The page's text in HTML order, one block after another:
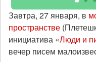
Завтра, 27 января, в
пространстве
инициатива «Люди и
вечер писем